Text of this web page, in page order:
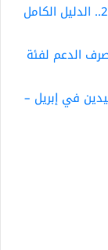
شروط التسجيل في حساب المواطن 2026.. الدليل الكامل
الدعم لفئة
في إبريل –